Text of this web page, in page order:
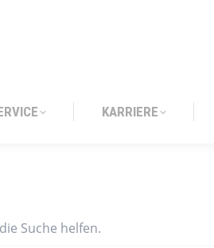
KARRIERE
Suche helfen.